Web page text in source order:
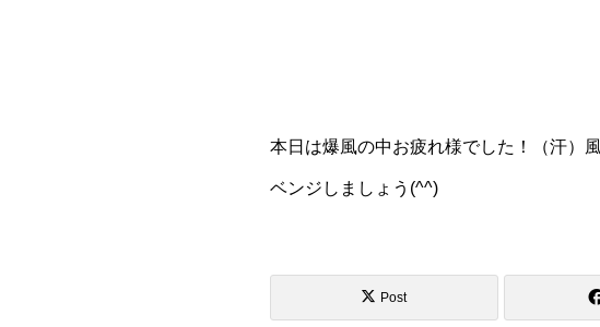
本日は爆風の中お疲れ様でした！（汗）
ベンジしましょう(^^)
Post